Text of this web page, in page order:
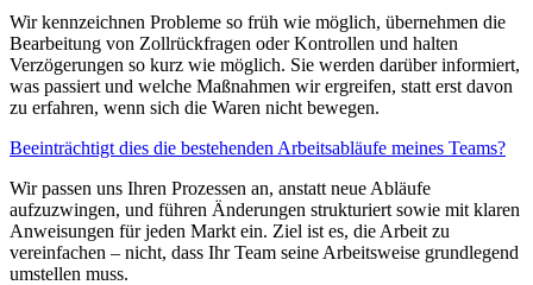
Wir kennzeichnen Probleme so früh wie möglich, übernehmen die
Bearbeitung von Zollrückfragen oder Kontrollen und halten
Verzögerungen so kurz wie möglich. Sie werden darüber informiert,
was passiert und welche Maßnahmen wir ergreifen, statt erst davon
zu erfahren, wenn sich die Waren nicht bewegen.
Beeinträchtigt dies die bestehenden Arbeitsabläufe meines Teams?
Wir passen uns Ihren Prozessen an, anstatt neue Abläufe
aufzuzwingen, und führen Änderungen strukturiert sowie mit klaren
Anweisungen für jeden Markt ein. Ziel ist es, die Arbeit zu
vereinfachen – nicht, dass Ihr Team seine Arbeitsweise grundlegend
umstellen muss.